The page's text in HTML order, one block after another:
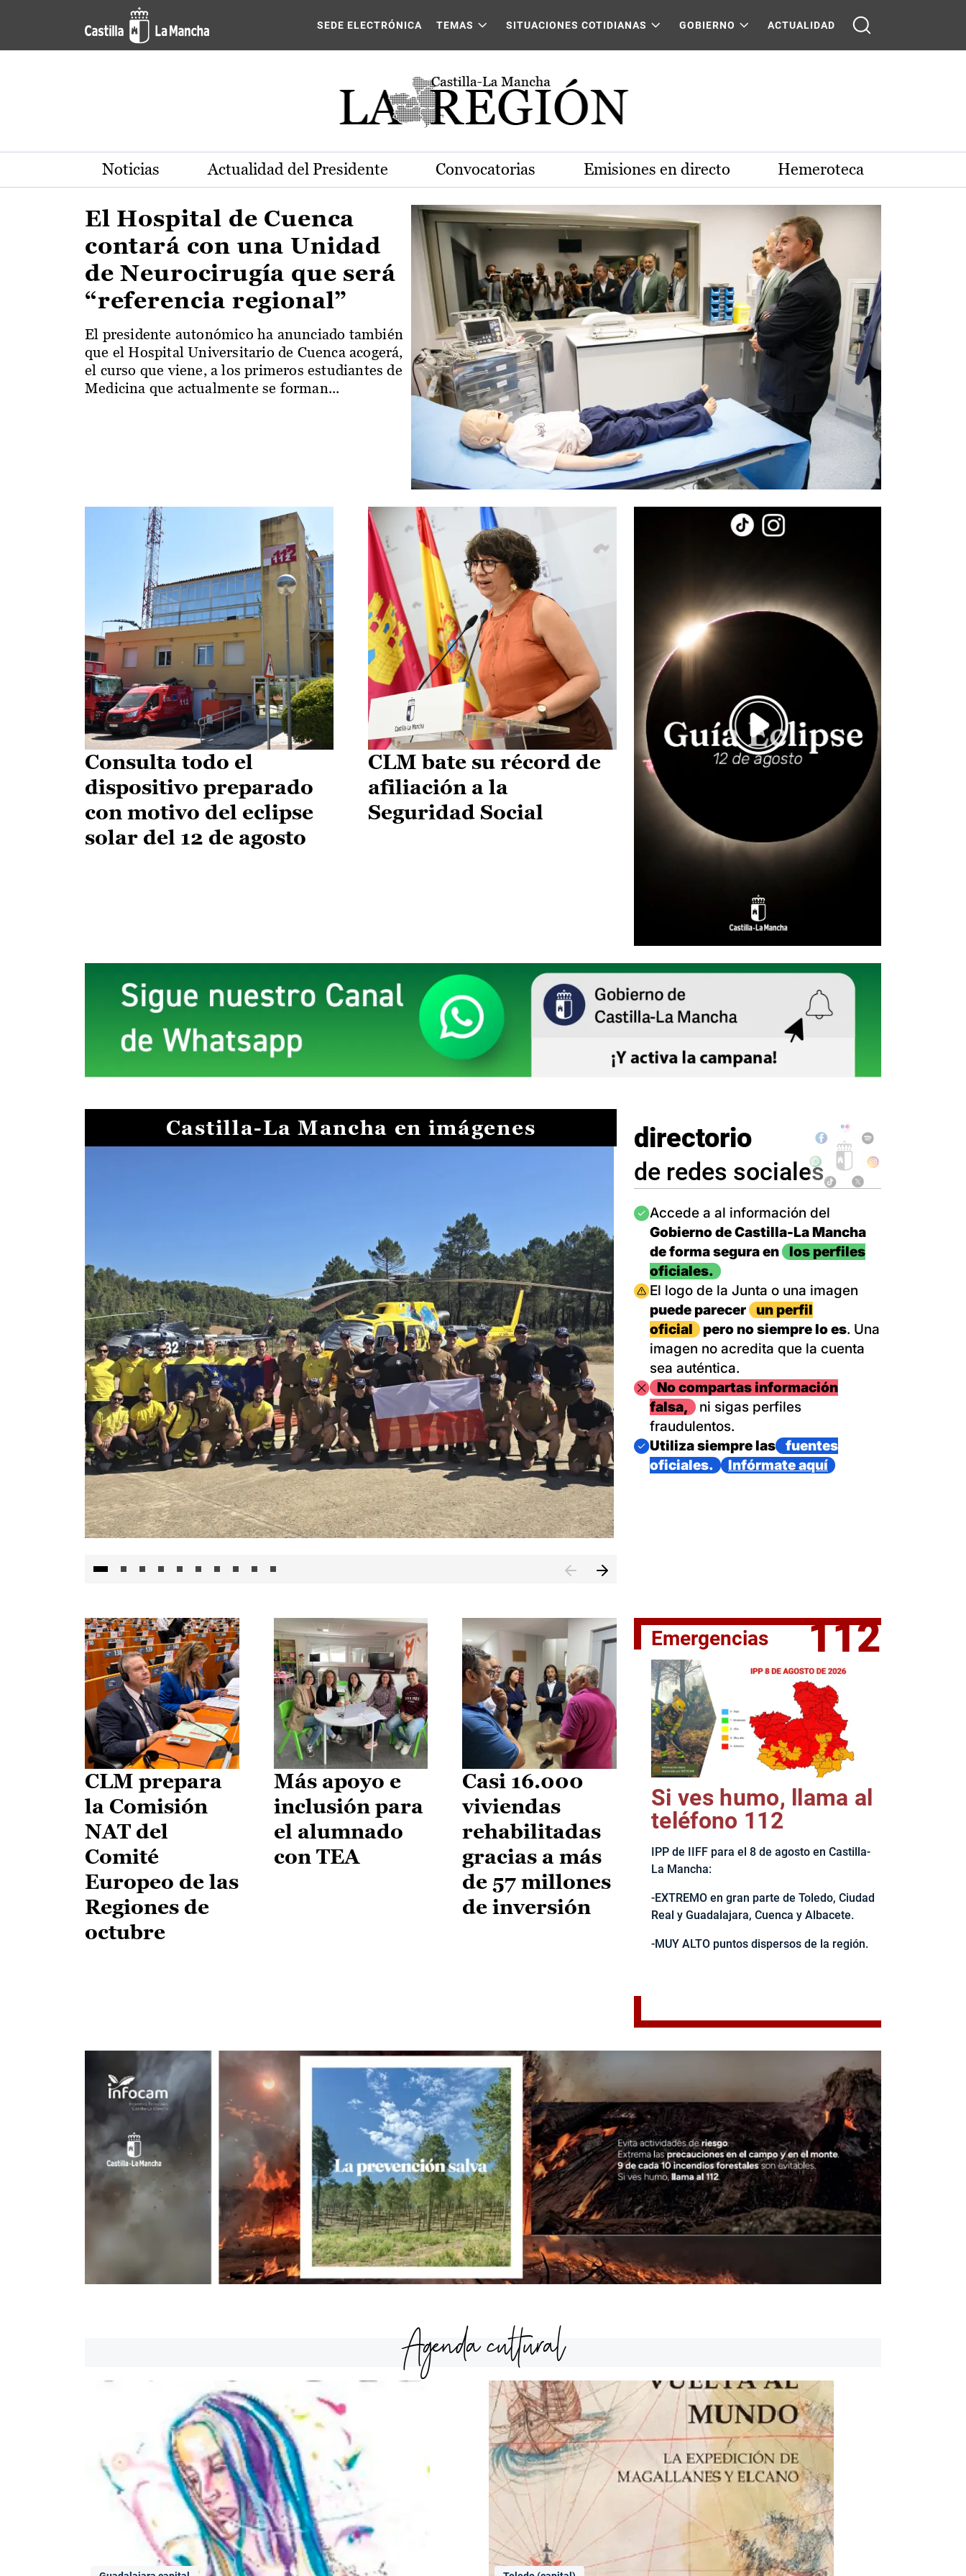
Pasar al contenido principal
Actualidad de la región de Castilla-La Mancha
SEDE ELECTRÓNICA TEMAS SITUACIONES COTIDIANAS GOBIERNO ACTUALIDAD
Noticias Actualidad del Presidente Convocatorias Emisiones en directo Hemeroteca
El Hospital de Cuenca
contará con una Unidad
de Neurocirugía que será
“referencia regional”
El presidente autonómico ha anunciado también
que el Hospital Universitario de Cuenca acogerá,
el curso que viene, a los primeros estudiantes de
Medicina que actualmente se forman...
Consulta todo el
dispositivo preparado
con motivo del eclipse
solar del 12 de agosto
CLM bate su récord de
afiliación a la
Seguridad Social
Castilla-La Mancha en imágenes
II Vuelta Ciclista CLM LEADER
directorio
de redes sociales
Imagen
Accede a al información del
Gobierno de Castilla-La Mancha
de forma segura en
los perfiles
oficiales.
Imagen
El logo de la Junta o una imagen
puede parecer
un perfil
oficial
pero no siempre lo es. Una
imagen no acredita que la cuenta
sea auténtica.
ImagenNo compartas información
falsa,
ni sigas perfiles
fraudulentos.
Imagen
Utiliza siempre las
fuentes
oficiales.
Infórmate aquí
CLM prepara
la Comisión
NAT del
Comité
Europeo de las
Regiones de
octubre
Más apoyo e
inclusión para
el alumnado
con TEA
Casi 16.000
viviendas
rehabilitadas
gracias a más
de 57 millones
de inversión
Emergencias 112
Si ves humo, llama al
teléfono 112
IPP de IIFF para el 8 de agosto en Castilla-
La Mancha:
-EXTREMO en gran parte de Toledo, Ciudad
Real y Guadalajara, Cuenca y Albacete.
-MUY ALTO puntos dispersos de la región.
Agenda cultural